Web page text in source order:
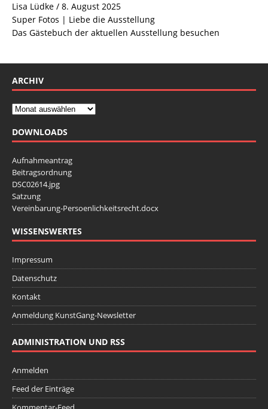
Lisa Lüdke / 8. August 2025
Super Fotos | Liebe die Ausstellung
Das Gästebuch der aktuellen Ausstellung besuchen
ARCHIV
DOWNLOADS
Aufnahmeantrag
Beitragsordnung
DSC02614.jpg
Satzung
Vereinbarung-Persoenlichkeitsrecht.docx
WISSENSWERTES
Impressum
Datenschutz
Kontakt
Anmeldung KunstGang-Newsletter
ADMINISTRATION UND RSS
Anmelden
Feed der Einträge